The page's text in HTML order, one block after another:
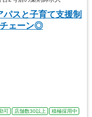
パスと子育て支援制
チェーン◎
可 店舗数30以上
積極採用中